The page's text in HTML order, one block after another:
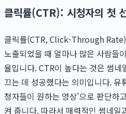
클릭률(CTR): 시청자의 첫
클릭률(CTR, Click-Through
노출되었을 때 얼마나 많은 사람들
율입니다. CTR이 높다는 것은 썸
끄는 데 성공했다는 의미입니다. 유
청자들이 원하는 영상'으로 판단하
켜 줍니다. 따라서 매력적인 썸네일